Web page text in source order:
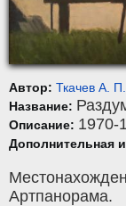
Автор: Ткачев А.
Название:
Описание: 1970-
Дополнительная
Артпанорама.